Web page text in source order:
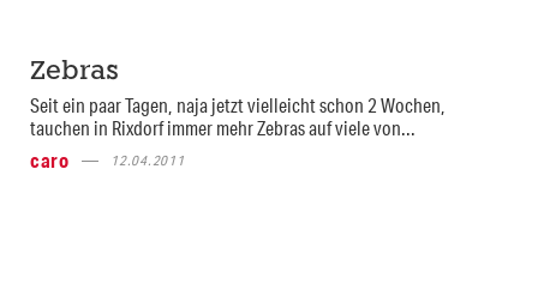
Zebras
Seit ein paar Tagen, naja jetzt vielleicht schon 2 Wochen,
tauchen in Rixdorf immer mehr Zebras auf viele von...
caro
12.04.2011